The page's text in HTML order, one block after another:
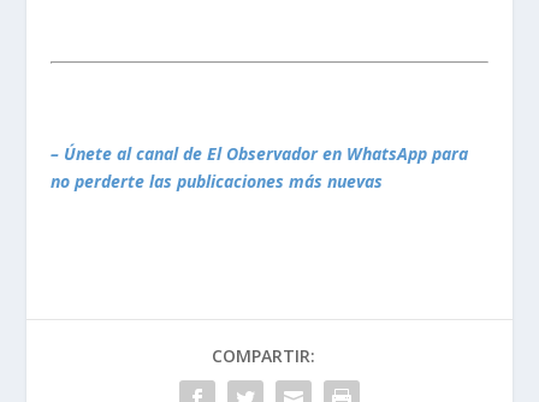
– Únete al canal de El Observador en WhatsApp para
no perderte las publicaciones más nuevas
COMPARTIR: